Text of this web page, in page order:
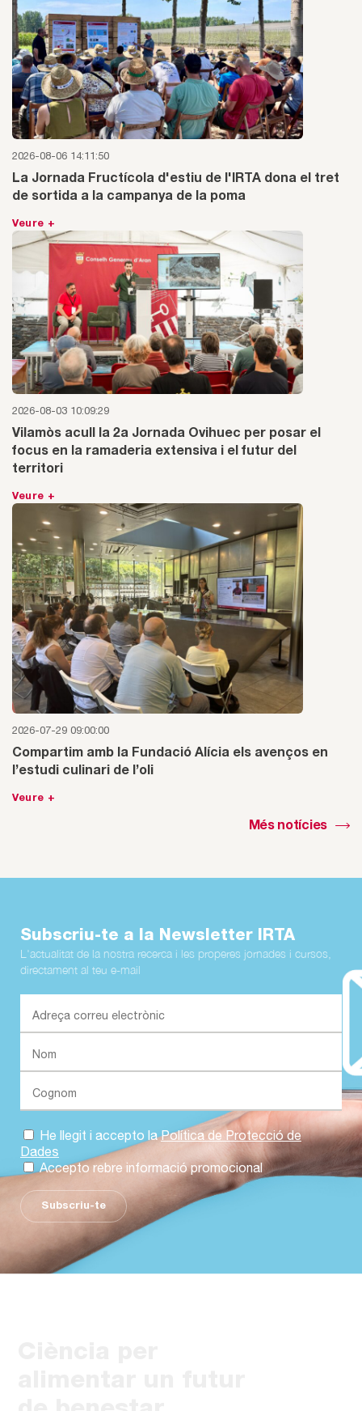
2026-08-06 14:11:50
La Jornada Fructícola d'estiu de l'IRTA dona el tret
de sortida a la campanya de la poma
Veure +
2026-08-03 10:09:29
Vilamòs acull la 2a Jornada Ovihuec per posar el
focus en la ramaderia extensiva i el futur del
territori
Veure +
2026-07-29 09:00:00
Compartim amb la Fundació Alícia els avenços en
l’estudi culinari de l’oli
Veure +
Més notícies
Subscriu-te a la Newsletter IRTA
L'actualitat de la nostra recerca i les properes jornades i cursos,
directament al teu e-mail
He llegit i accepto laPolítica de Protecció de
Dades
Accepto rebre informació promocional
Subscriu-te